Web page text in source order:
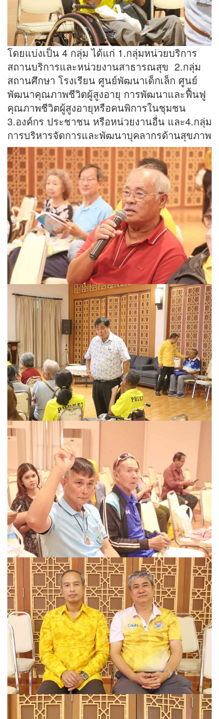
โดยแบ่งเป็น 4 กลุ่ม ได้แก่ 1.กลุ่มหน่วยบริการ
สถานบริการและหน่วยงานสาธารณสุข 2.กลุ่ม
สถานศึกษา โรงเรียน ศูนย์พัฒนาเด็กเล็ก ศูนย์
พัฒนาคุณภาพชีวิตผู้สูงอายุ การพัฒนาและฟื้นฟู
คุณภาพชีวิตผู้สูงอายุหรือคนพิการในชุมชน
3.องค์กร ประชาชน หรือหน่วยงานอื่น และ4.กลุ่ม
การบริหารจัดการและพัฒนาบุคลากรด้านสุขภาพ